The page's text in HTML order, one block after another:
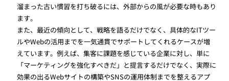
溜まった古い慣習を打ち破るには、外部からの風が必要な時もあり
ます。
また、最近の傾向として、戦略を語るだけでなく、具体的なITツー
ルやWebの活用までを一気通貫でサポートしてくれるケースが増
えています。例えば、集客に課題を感じている企業に対し、単に
「マーケティングを強化すべきだ」と提言するだけでなく、実際に
効果の出るWebサイトの構築やSNSの運用体制までを整えるアプ